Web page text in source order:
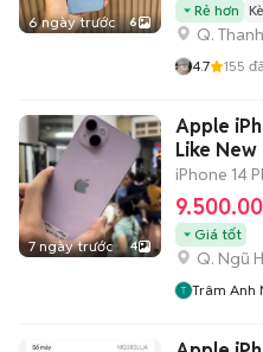
6 ngày trước 6
Rẻ hơn
Q.
4.7 155
7 ngày trước 4
Apple
Like New
iPhone 14
Giá tốt
Q. Ngũ
Trâm Anh